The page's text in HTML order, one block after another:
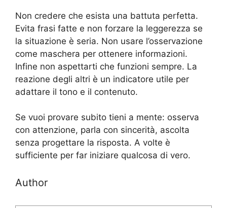
Non credere che esista una battuta perfetta.
Evita frasi fatte e non forzare la leggerezza se
la situazione è seria. Non usare l’osservazione
come maschera per ottenere informazioni.
Infine non aspettarti che funzioni sempre. La
reazione degli altri è un indicatore utile per
adattare il tono e il contenuto.
Se vuoi provare subito tieni a mente: osserva
con attenzione, parla con sincerità, ascolta
senza progettare la risposta. A volte è
sufficiente per far iniziare qualcosa di vero.
Author